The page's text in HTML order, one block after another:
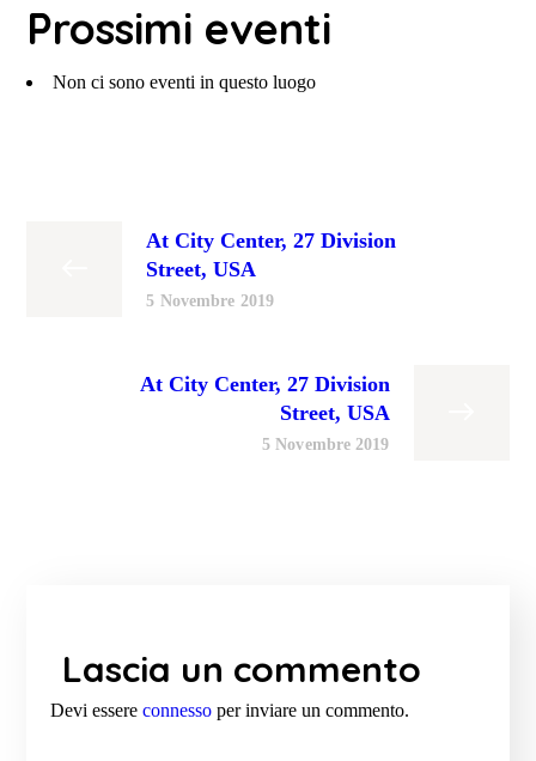
Prossimi eventi
Non ci sono eventi in questo luogo
At City Center, 27 Division
Street, USA
5 Novembre 2019
At City Center, 27 Division
Street, USA
5 Novembre 2019
Lascia un commento
Devi essereconnesso per inviare un commento.